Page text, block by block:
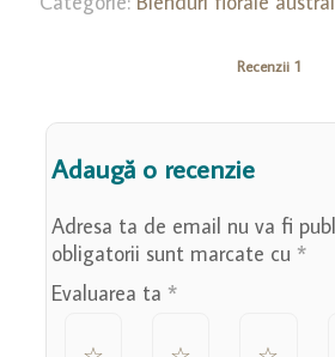
Recenzii 1
Adaugă o recenzie
Adresa ta de email nu va fi
obligatorii sunt marcate cu *
Evaluarea ta *